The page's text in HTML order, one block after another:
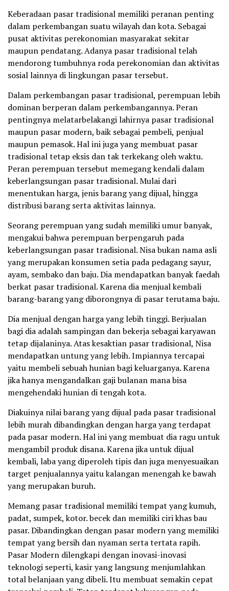
Keberadaan pasar tradisional memiliki peranan penting
dalam perkembangan suatu wilayah dan kota. Sebagai
pusat aktivitas perekonomian masyarakat sekitar
maupun pendatang. Adanya pasar tradisional telah
mendorong tumbuhnya roda perekonomian dan aktivitas
sosial lainnya di lingkungan pasar tersebut.
Dalam perkembangan pasar tradisional, perempuan lebih
dominan berperan dalam perkembangannya. Peran
pentingnya melatarbelakangi lahirnya pasar tradisional
maupun pasar modern, baik sebagai pembeli, penjual
maupun pemasok. Hal ini juga yang membuat pasar
tradisional tetap eksis dan tak terkekang oleh waktu.
Peran perempuan tersebut memegang kendali dalam
keberlangsungan pasar tradisional. Mulai dari
menentukan harga, jenis barang yang dijual, hingga
distribusi barang serta aktivitas lainnya.
Seorang perempuan yang sudah memiliki umur banyak,
mengakui bahwa perempuan berpengaruh pada
keberlangsungan pasar tradisional. Nisa bukan nama asli
yang merupakan konsumen setia pada pedagang sayur,
ayam, sembako dan baju. Dia mendapatkan banyak faedah
berkat pasar tradisional. Karena dia menjual kembali
barang-barang yang diborongnya di pasar terutama baju.
Dia menjual dengan harga yang lebih tinggi. Berjualan
bagi dia adalah sampingan dan bekerja sebagai karyawan
tetap dijalaninya. Atas kesaktian pasar tradisional, Nisa
mendapatkan untung yang lebih. Impiannya tercapai
yaitu membeli sebuah hunian bagi keluarganya. Karena
jika hanya mengandalkan gaji bulanan mana bisa
mengehendaki hunian di tengah kota.
Diakuinya nilai barang yang dijual pada pasar tradisional
lebih murah dibandingkan dengan harga yang terdapat
pada pasar modern. Hal ini yang membuat dia ragu untuk
mengambil produk disana. Karena jika untuk dijual
kembali, laba yang diperoleh tipis dan juga menyesuaikan
target penjualannya yaitu kalangan menengah ke bawah
yang merupakan buruh.
Memang pasar tradisional memiliki tempat yang kumuh,
padat, sumpek, kotor. becek dan memiliki ciri khas bau
pasar. Dibandingkan dengan pasar modern yang memiliki
tempat yang bersih dan nyaman serta tertata rapih.
Pasar Modern dilengkapi dengan inovasi-inovasi
teknologi seperti, kasir yang langsung menjumlahkan
total belanjaan yang dibeli. Itu membuat semakin cepat